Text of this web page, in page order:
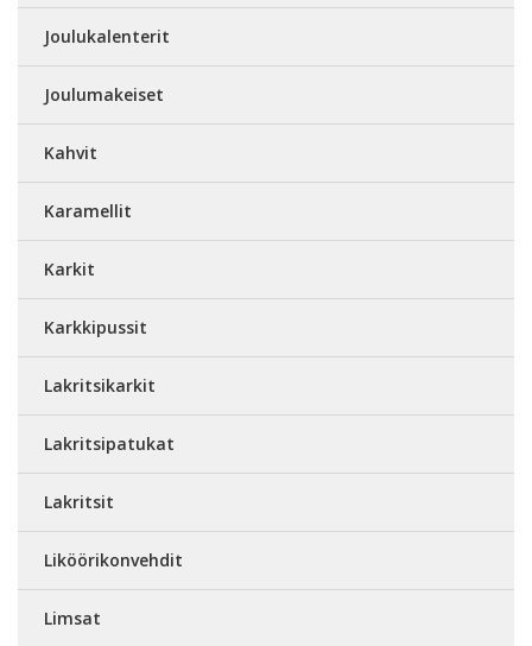
Joulukalenterit
Joulumakeiset
Kahvit
Karamellit
Karkit
Karkkipussit
Lakritsikarkit
Lakritsipatukat
Lakritsit
Liköörikonvehdit
Limsat